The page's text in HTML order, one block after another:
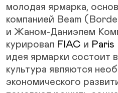
молодая ярмарка,
компанией Beam
и Жаном-Даниэлем
курировал FIAC и
идея ярмарки состоит
культура являются
экономического